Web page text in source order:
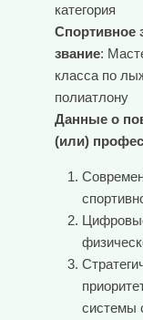
категория
Спортивное
звание:
класса по
полиатлону
Данные о
(или)
системы